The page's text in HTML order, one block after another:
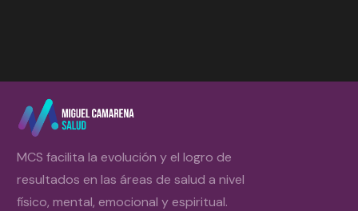
MCS facilita la evolución y el logro de
resultados en las áreas de salud a nivel
físico, mental, emocional y espiritual.